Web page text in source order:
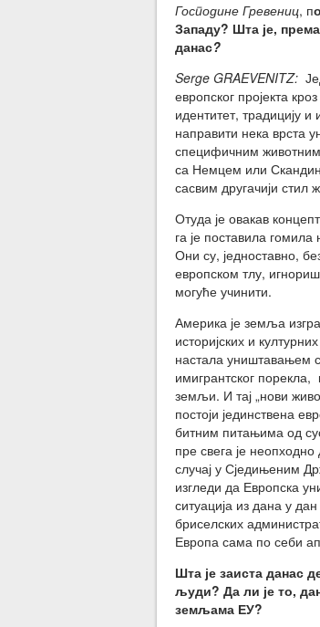
Господине Гревениц, п
Западу? Шта је,
данас?
Serge GRAEVENITZ:
европског пројекта
идентитет, традицију
направити нека врста
специфичним животним
са Немцем или
сасвим другачији стил
Отуда је овакав
га је поставила
Они су, једноставно,
европском тлу,
могуће учинити.
Америка је земља
историјских и
настала уништавањем
имигрантског порекла,
земљи. И тај „нови
постоји јединствена
битним питањима од
пре свега је неопходно
случај у Сједињеним
изгледи да Европска
ситуација из дана у
бриселских
Европа сама по себи
Шта је заиста данас
људи? Да ли је то,
земљама ЕУ?